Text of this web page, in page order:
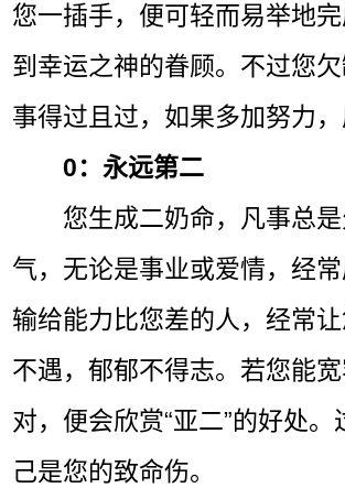
您一插手，便可轻而易举地
到幸运之神的眷顾。不过您
事得过且过，如果多加努力，
0：永远第二
您生成二奶命，凡事总
气，无论是事业或爱情，经常
输给能力比您差的人，经常
不遇，郁郁不得志。若您能
对，便会欣赏“亚二”的好处。
己是您的致命伤。